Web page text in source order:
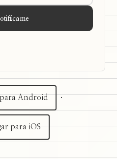
Android ·
para iOS